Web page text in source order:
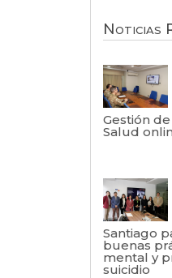
Noticias
Gestión
Salud
Santiago
buenas
mental y
suicidio